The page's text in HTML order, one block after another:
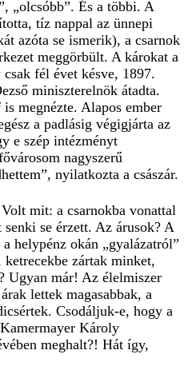
„olcsóbb”. És a többi. A
tíz nappal az ünnepi
azóta se ismerik), a csarnok
meggörbült. A károkat a
fél évet késve, 1897.
miniszterelnök átadta.
megnézte. Alapos ember
a padlásig végigjárta az
e szép intézményt
nagyszerű
nyilatkozta a császár.
mit: a csarnokba vonattal
se érzett. Az árusok? A
helypénz okán „gyalázatról”
zártak minket,
Ugyan már! Az élelmiszer
lettek magasabbak, a
Csodáljuk-e, hogy a
Károly
meghalt?! Hát így,